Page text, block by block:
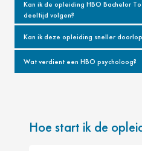
Kan ik de opleiding HBO Bachelor
deeltijd volgen?
Kan ik deze opleiding sneller
Wat verdient een HBO psycholoog?
Hoe start ik de